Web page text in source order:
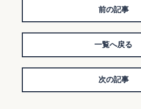
前の記事
一覧へ戻る
次の記事